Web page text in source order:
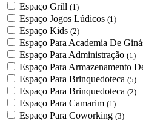
Espaço Grill (1)
Espaço Jogos Lúdicos (1)
Espaço Kids (2)
Espaço Para Academia De
Espaço Para Administração (1)
Espaço Para Armazenamento
Espaço Para Brinquedoteca (5)
Espaço Para Brinquedoteca (2)
Espaço Para Camarim (1)
Espaço Para Coworking (3)